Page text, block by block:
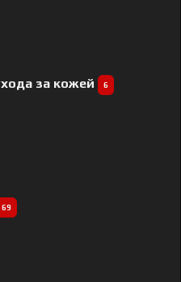
за кожей 6
69